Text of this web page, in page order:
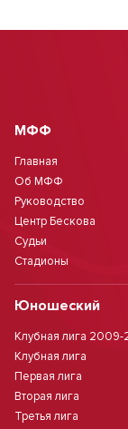
МФФ
Главная
Об МФФ
Руководство
Центр Бескова
Судьи
Стадионы
Юношеский
Клубная лига 2009-
Клубная лига
Первая лига
Вторая лига
Третья лига